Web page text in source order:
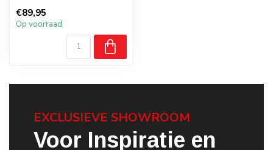
thermostaat
Plaatsing : wa...
€89,95
Op voorraad
EXCLUSIEVE SHOWROOM
Voor Inspiratie en